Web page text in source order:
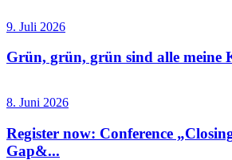
9. Juli 2026
Grün, grün, grün sind alle meine
8. Juni 2026
Register now: Conference
Gap&...